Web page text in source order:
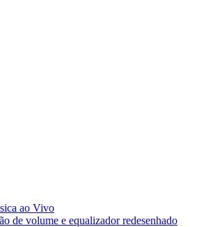
ao Vivo
de volume e equalizador redesenhado